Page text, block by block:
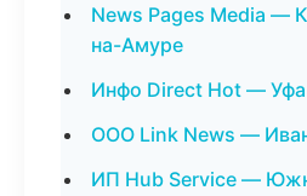
News Pages Media —
на-Амуре
Инфо Direct Hot — Уфа
ООО Link News —
ИП Hub Service —